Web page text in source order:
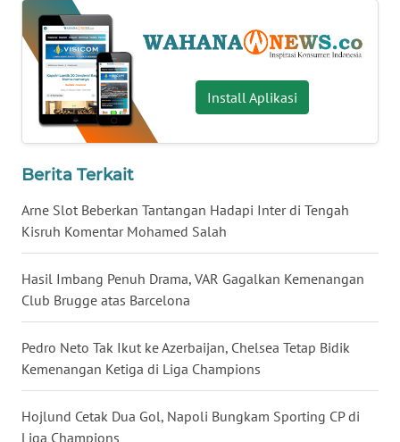
Install Aplikasi
Berita Terkait
Arne Slot Beberkan Tantangan Hadapi Inter di Tengah
Kisruh Komentar Mohamed Salah
Hasil Imbang Penuh Drama, VAR Gagalkan Kemenangan
Club Brugge atas Barcelona
Pedro Neto Tak Ikut ke Azerbaijan, Chelsea Tetap Bidik
Kemenangan Ketiga di Liga Champions
Hojlund Cetak Dua Gol, Napoli Bungkam Sporting CP di
Liga Champions
WN
SERAMBI
WN
JAMBI
SULTRA
WN
WN
SULTENG
SULBAR
WN